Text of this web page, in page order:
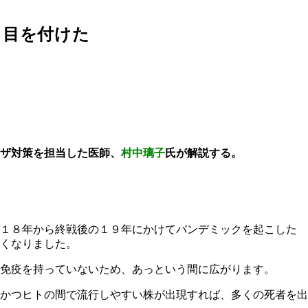
を付けた
対策を担当した医師、村中璃子氏が解説する。
８年から終戦後の１９年にかけてパンデミックを起こした
なりました。
を持っていないため、あっという間に広がります。
つヒトの間で流行しやすい株が出現すれば、多くの死者を出